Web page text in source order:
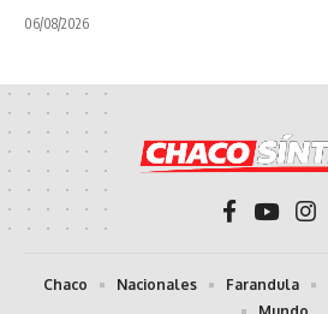
06/08/2026
Chaco Nacionales Farandula